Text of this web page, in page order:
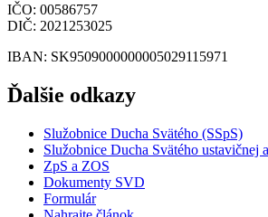
IČO: 00586757
DIČ: 2021253025
IBAN: SK9509000000005029115971
Ďalšie odkazy
Služobnice Ducha Svätého (SSpS)
Služobnice Ducha Svätého ustavičnej
ZpS a ZOS
Dokumenty SVD
Formulár